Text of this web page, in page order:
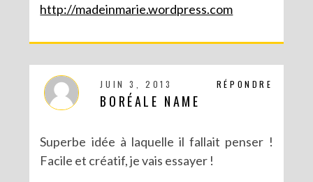
http://madeinmarie.wordpress.com
RÉPONDRE
JUIN 3, 2013
BORÉALE NAME
Superbe idée à laquelle il fallait penser !
Facile et créatif, je vais essayer !